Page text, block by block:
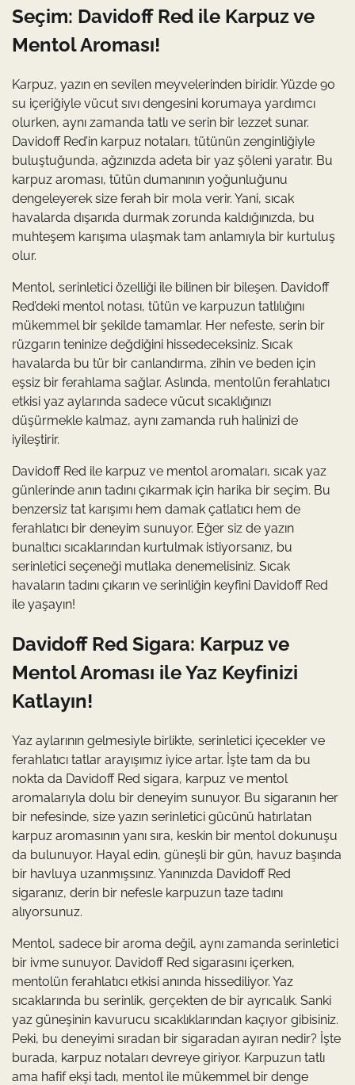
Seçim: Davidoff Red ile Karpuz ve
Mentol Aroması!
Karpuz, yazın en sevilen meyvelerinden biridir. Yüzde 90
su içeriğiyle vücut sıvı dengesini korumaya yardımcı
olurken, aynı zamanda tatlı ve serin bir lezzet sunar.
Davidoff Red’in karpuz notaları, tütünün zenginliğiyle
buluştuğunda, ağzınızda adeta bir yaz şöleni yaratır. Bu
karpuz aroması, tütün dumanının yoğunluğunu
dengeleyerek size ferah bir mola verir. Yani, sıcak
havalarda dışarıda durmak zorunda kaldığınızda, bu
muhteşem karışıma ulaşmak tam anlamıyla bir kurtuluş
olur.
Mentol, serinletici özelliği ile bilinen bir bileşen. Davidoff
Red’deki mentol notası, tütün ve karpuzun tatlılığını
mükemmel bir şekilde tamamlar. Her nefeste, serin bir
rüzgarın teninize değdiğini hissedeceksiniz. Sıcak
havalarda bu tür bir canlandırma, zihin ve beden için
eşsiz bir ferahlama sağlar. Aslında, mentolün ferahlatıcı
etkisi yaz aylarında sadece vücut sıcaklığınızı
düşürmekle kalmaz, aynı zamanda ruh halinizi de
iyileştirir.
Davidoff Red ile karpuz ve mentol aromaları, sıcak yaz
günlerinde anın tadını çıkarmak için harika bir seçim. Bu
benzersiz tat karışımı hem damak çatlatıcı hem de
ferahlatıcı bir deneyim sunuyor. Eğer siz de yazın
bunaltıcı sıcaklarından kurtulmak istiyorsanız, bu
serinletici seçeneği mutlaka denemelisiniz. Sıcak
havaların tadını çıkarın ve serinliğin keyfini Davidoff Red
ile yaşayın!
Davidoff Red Sigara: Karpuz ve
Mentol Aroması ile Yaz Keyfinizi
Katlayın!
Yaz aylarının gelmesiyle birlikte, serinletici içecekler ve
ferahlatıcı tatlar arayışımız iyice artar. İşte tam da bu
nokta da Davidoff Red sigara, karpuz ve mentol
aromalarıyla dolu bir deneyim sunuyor. Bu sigaranın her
bir nefesinde, size yazın serinletici gücünü hatırlatan
karpuz aromasının yanı sıra, keskin bir mentol dokunuşu
da bulunuyor. Hayal edin, güneşli bir gün, havuz başında
bir havluya uzanmışsınız. Yanınızda Davidoff Red
sigaranız, derin bir nefesle karpuzun taze tadını
alıyorsunuz.
Mentol, sadece bir aroma değil, aynı zamanda serinletici
bir ivme sunuyor. Davidoff Red sigarasını içerken,
mentolün ferahlatıcı etkisi anında hissediliyor. Yaz
sıcaklarında bu serinlik, gerçekten de bir ayrıcalık. Sanki
yaz güneşinin kavurucu sıcaklıklarından kaçıyor gibisiniz.
Peki, bu deneyimi sıradan bir sigaradan ayıran nedir? İşte
burada, karpuz notaları devreye giriyor. Karpuzun tatlı
ama hafif ekşi tadı, mentol ile mükemmel bir denge